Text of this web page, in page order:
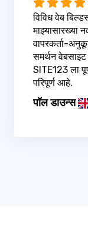
विविध वेब
माझ्यासारख्या
वापरकर्ता-
समर्थन
SITE123 ला
परिपूर्ण आहे.
पॉल डाउन्स